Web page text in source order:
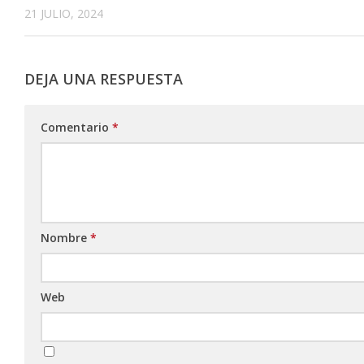
21 JULIO, 2024
DEJA UNA RESPUESTA
Comentario *
Nombre *
Web